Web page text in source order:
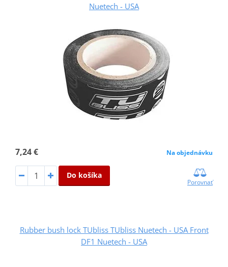
Nuetech - USA
7,24 € Na objednávku
Do košíka
Porovnať
Rubber bush lock TUbliss TUbliss Nuetech - USA Front
DF1 Nuetech - USA